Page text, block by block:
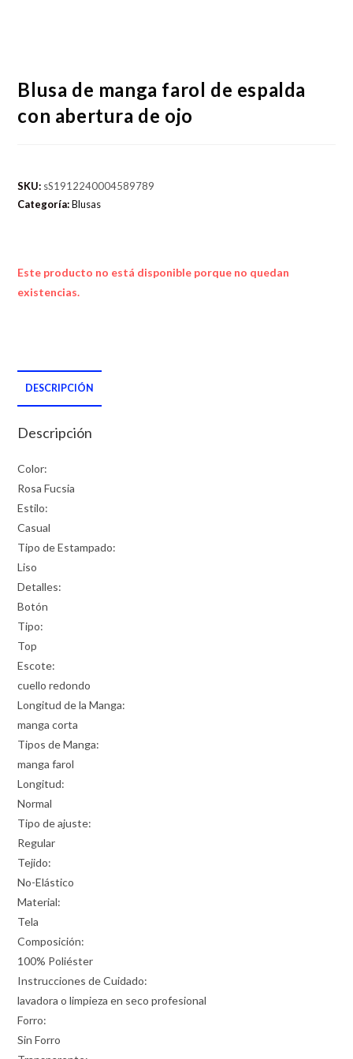
Blusa de manga farol de espalda
con abertura de ojo
SKU: sS1912240004589789
Categoría:Blusas
Este producto no está disponible porque no quedan
existencias.
DESCRIPCIÓN
Descripción
Color:
Rosa Fucsia
Estilo:
Casual
Tipo de Estampado:
Liso
Detalles:
Botón
Tipo:
Top
Escote:
cuello redondo
Longitud de la Manga:
manga corta
Tipos de Manga:
manga farol
Longitud:
Normal
Tipo de ajuste:
Regular
Tejido:
No-Elástico
Material:
Tela
Composición:
100% Poliéster
Instrucciones de Cuidado:
lavadora o limpieza en seco profesional
Forro:
Sin Forro